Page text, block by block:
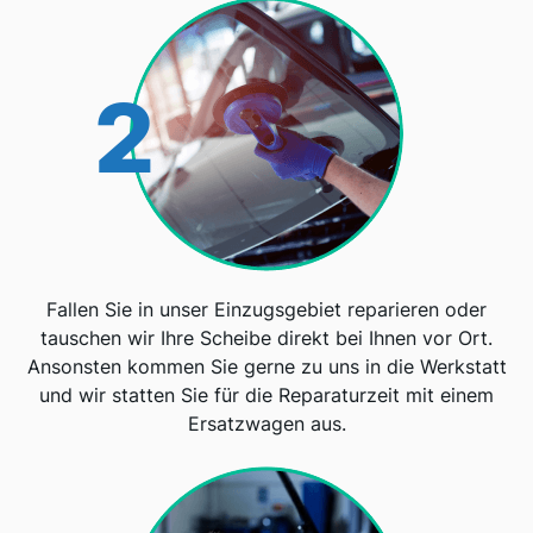
2
Fallen Sie in unser Einzugsgebiet reparieren oder
tauschen wir Ihre Scheibe direkt bei Ihnen vor Ort.
Ansonsten kommen Sie gerne zu uns in die Werkstatt
und wir statten Sie für die Reparaturzeit mit einem
Ersatzwagen aus.